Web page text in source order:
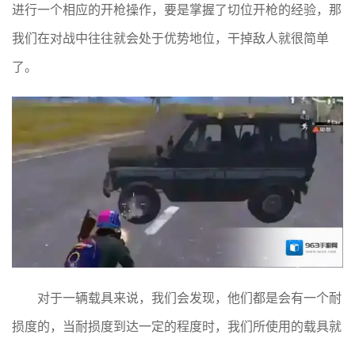
进行一个相应的开枪操作，要是掌握了切位开枪的经验，那
我们在对战中往往就会处于优势地位，干掉敌人就很简单
了。
对于一辆载具来说，我们会发现，他们都是会有一个耐
损度的，当耐损度到达一定的程度时，我们所使用的载具就